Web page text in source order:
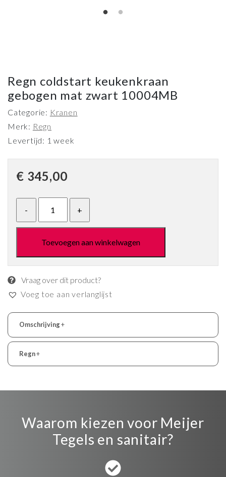
Regn coldstart keukenkraan
gebogen mat zwart 10004MB
Categorie: Kranen
Merk: Regn
Levertijd: 1 week
€ 345,00
Toevoegen aan winkelwagen
Vraag over dit product?
Voeg toe aan verlanglijst
Omschrijving+
Regn+
Waarom kiezen voor Meijer
Tegels en sanitair?